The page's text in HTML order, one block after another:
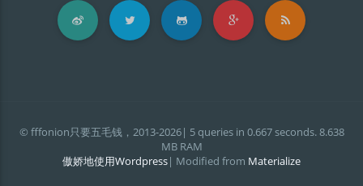
© fffonion只要五毛钱，2013-2026| 5 queries in 0.667 seconds. 8.638
MB RAM
傲娇地使用Wordpress| Modified from Materialize